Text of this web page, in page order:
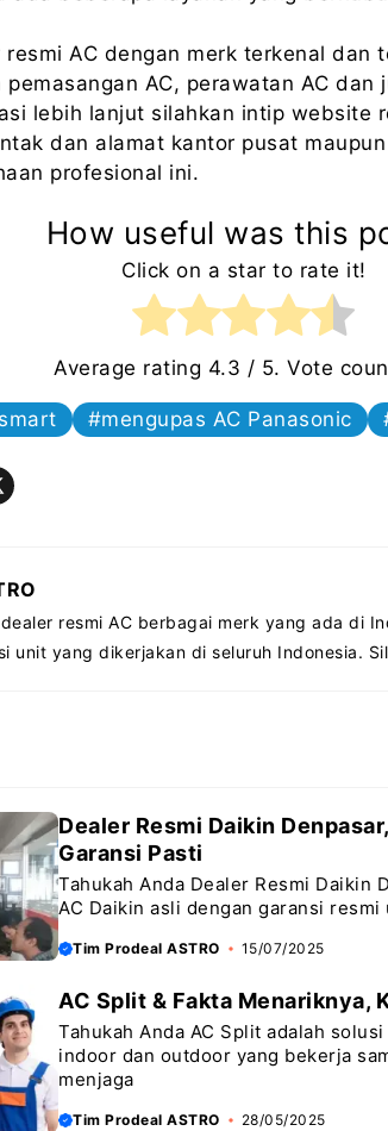
AC dengan merk terkenal dan
AC, perawatan AC dan
lebih lanjut silahkan intip website
dan alamat kantor pusat
profesional ini.
How useful was this
Click on a star to rate it!
Average rating 4.3 / 5. Vote
mengupas AC Panasonic
resmi AC berbagai merk yang ada di
unit yang dikerjakan di seluruh Indonesia.
Dealer Resmi Daikin
Garansi Pasti
Tahukah Anda Dealer Resmi Daikin
AC Daikin asli dengan garansi
Tim Prodeal ASTRO 15/07/2025
AC Split & Fakta Menariknya,
Tahukah Anda AC Split adalah
indoor dan outdoor yang bekerja
menjaga
Tim Prodeal ASTRO 28/05/2025